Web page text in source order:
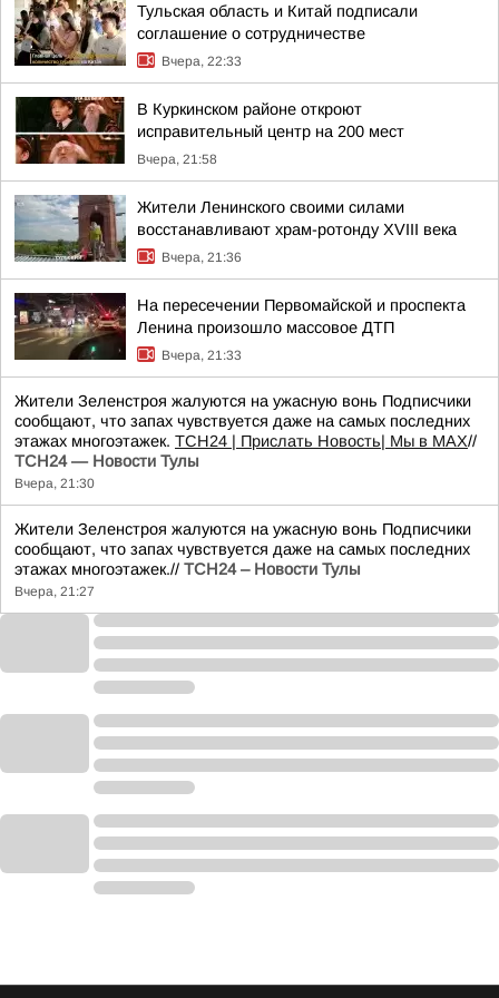
Тульская область и Китай подписали
соглашение о сотрудничестве
Вчера, 22:33
В Куркинском районе откроют
исправительный центр на 200 мест
Вчера, 21:58
Жители Ленинского своими силами
восстанавливают храм-ротонду XVIII века
Вчера, 21:36
На пересечении Первомайской и проспекта
Ленина произошло массовое ДТП
Вчера, 21:33
Жители Зеленстроя жалуются на ужасную вонь Подписчики
сообщают, что запах чувствуется даже на самых последних
этажах многоэтажек. ТСН24 | Прислать Новость| Мы в МАХ//
ТСН24 — Новости Тулы
Вчера, 21:30
Жители Зеленстроя жалуются на ужасную вонь Подписчики
сообщают, что запах чувствуется даже на самых последних
этажах многоэтажек.// ТСН24 – Новости Тулы
Вчера, 21:27